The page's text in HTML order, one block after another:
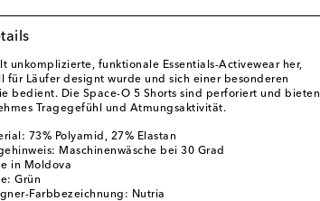
unkomplizierte, funktionale Essentials-Activewear her,
für Läufer designt wurde und sich einer besonderen
bedient. Die Space-O 5 Shorts sind perforiert und bieten
Tragegefühl und Atmungsaktivität.
73% Polyamid, 27% Elastan
Maschinenwäsche bei 30 Grad
in Moldova
Grün
Farbbezeichnung: Nutria